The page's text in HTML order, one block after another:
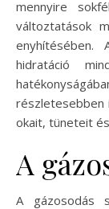
mennyire
változtatások
hidratáció
részletesebben
okait, tüneteit
A
A gázosodás